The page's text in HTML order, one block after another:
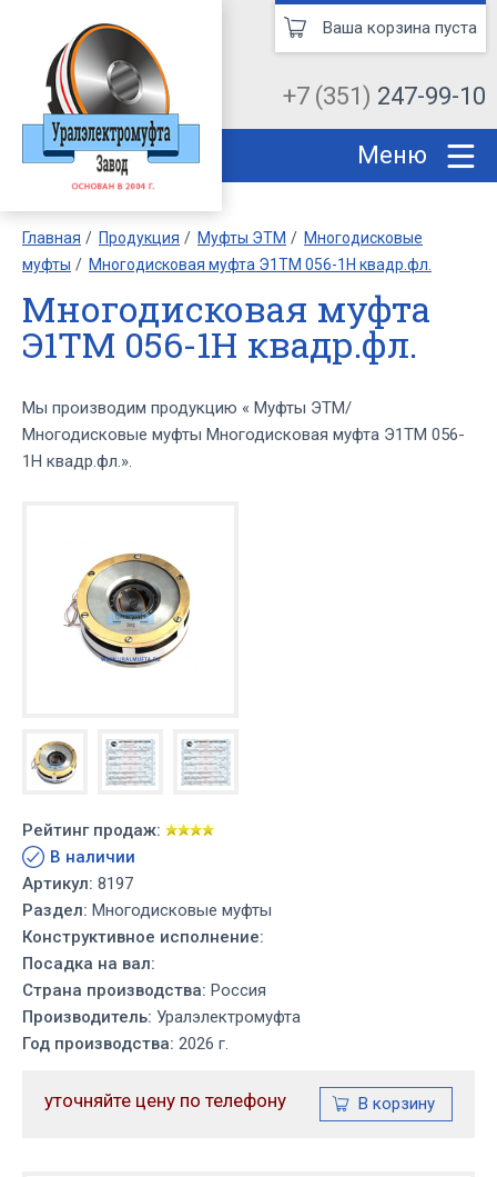
+7 (351) 247-99-10
Ваша корзина пуста
Меню
Главная Продукция Муфты ЭТМ
Многодисковые
муфты
Многодисковая муфта Э1ТМ 056-1Н квадр.фл.
Многодисковая муфта
Э1ТМ 056-1Н квадр.фл.
Мы производим продукцию « Муфты ЭТМ/
Многодисковые муфты Многодисковая муфта Э1ТМ 056-
1Н квадр.фл.».
Рейтинг продаж:
В наличии
Артикул: 8197
Раздел: Многодисковые муфты
Конструктивное исполнение:
Посадка на вал:
Страна производства: Россия
Производитель: Уралэлектромуфта
Год производства: 2026 г.
уточняйте цену по телефону